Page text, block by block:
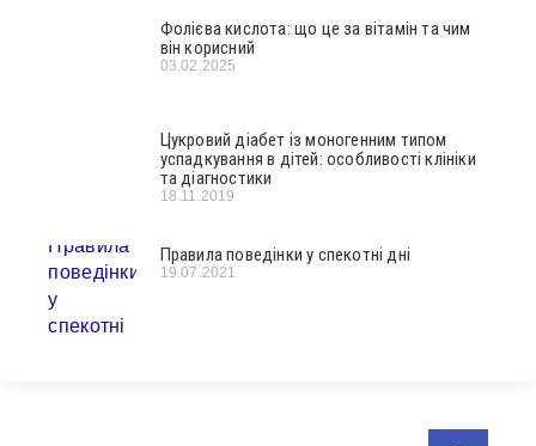
Фолієва кислота: що це за вітамін та чим
він корисний
03.02.2025
Цукровий діабет із моногенним типом
успадкування в дітей: особливості клініки
та діагностики
18.11.2019
Правила поведінки у спекотні дні
19.07.2021